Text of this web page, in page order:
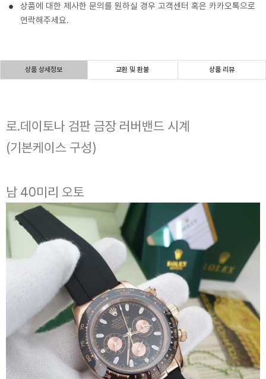
상품에 대한 제사한 문의를 원하실 경우 고객센터 혹은 카카오톡으로
연락해주세요.
상품 상세정보 교환 및 환불 상품 리뷰
로.데이토나 검판 금장 러버밴드 시계
(기본케이스 구성)
남 40미리 오토